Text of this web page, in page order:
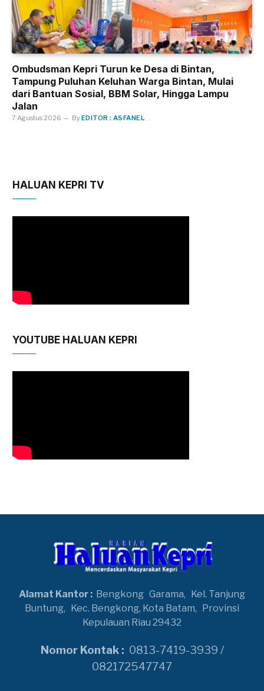
Ombudsman Kepri Turun ke Desa di Bintan,
Tampung Puluhan Keluhan Warga Bintan, Mulai
dari Bantuan Sosial, BBM Solar, Hingga Lampu
Jalan
7 Agustus 2026 ByEDITOR : ASFANEL
HALUAN KEPRI TV
YOUTUBE HALUAN KEPRI
Alamat Kantor : Bengkong Garama, Kel. Tanjung
Buntung, Kec. Bengkong, Kota Batam, Provinsi
Kepulauan Riau 29432
Nomor Kontak : 0813-7419-3939 /
082172547747